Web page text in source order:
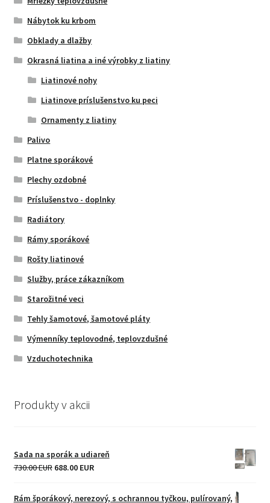
Nábytok ku krbom
Obklady a dlažby
Okrasná liatina a iné výrobky z liatiny
Liatinové nohy
Liatinove príslušenstvo ku peci
Ornamenty z liatiny
Palivo
Platne sporákové
Plechy ozdobné
Príslušenstvo - doplnky
Radiátory
Rámy sporákové
Rošty liatinové
Služby, práce zákazníkom
Starožitné veci
Tehly šamotové, šamotové pláty
Výmenníky teplovodné, teplovzdušné
Vzduchotechnika
Produkty v akcii
Sada na sporák a udiareň
730.00 EUR Original
was:
688.00 EURCurrent
Rám šporákový, nerezový, s ochrannou tyčkou, pulírovaný,